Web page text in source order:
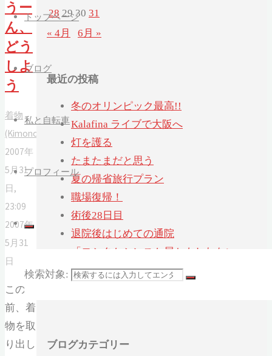
トップページ
ブログ
私と自転車
プロフィール
検索対象:
うー
ん、
どう
しよ
う
着物
(Kimono)
2007年
5月31
日,
23:09
2007年
5月31
日
この
前、着
物を取
り出し
28 29 30 31
« 4月
6月 »
最近の投稿
冬のオリンピック最高!!
Kalafina ライブで大阪へ
灯を護る
たまたまだと思う
夏の帰省旅行プラン
職場復帰！
術後28日目
退院後はじめての通院
「ヨシタケシンスケ展かもしれない」へ
行ってみたかもしれない
ブログカテゴリー